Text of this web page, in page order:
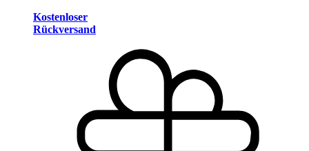
Kostenloser
Rückversand